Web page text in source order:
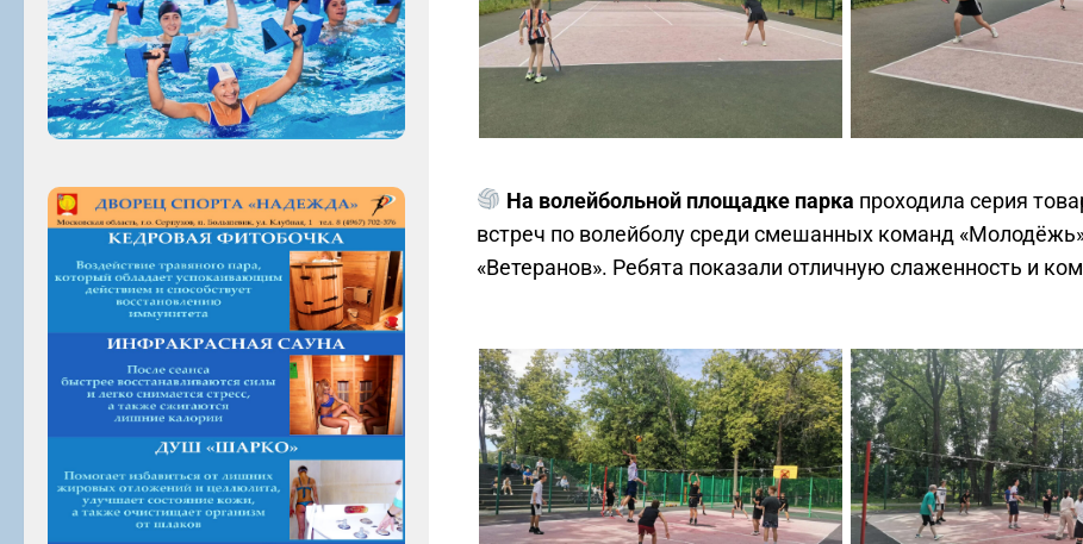
На волейбольной площадке парка проходила серия
встреч по волейболу среди смешанных команд
«Ветеранов». Ребята показали отличную слаженность и